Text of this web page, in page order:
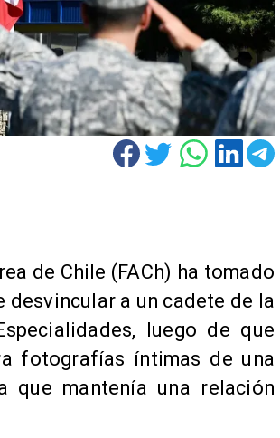
de Chile (FACh) ha tomado
desvincular a un cadete de la
luego de que
fotografías íntimas de una
que mantenía una relación